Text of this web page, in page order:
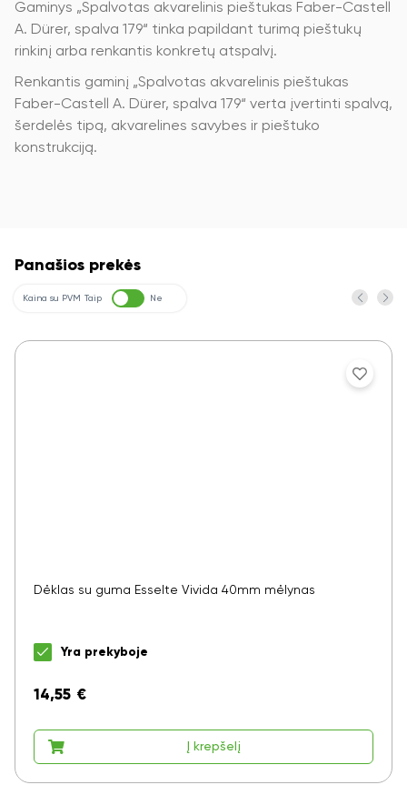
Gaminys „Spalvotas akvarelinis pieštukas Faber-Castell
A. Dürer, spalva 179“ tinka papildant turimą pieštukų
rinkinį arba renkantis konkretų atspalvį.
Renkantis gaminį „Spalvotas akvarelinis pieštukas
Faber-Castell A. Dürer, spalva 179“ verta įvertinti spalvą,
šerdelės tipą, akvarelines savybes ir pieštuko
konstrukciją.
Panašios prekės
Kaina su PVM Taip Ne
Dėklas su guma Esselte Vivida 40mm mėlynas
Yra prekyboje
14,55 €
Į krepšelį